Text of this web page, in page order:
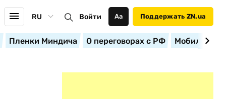
RU Войти Аа Поддержать ZN.ua
Пленки Миндича О переговорах с РФ